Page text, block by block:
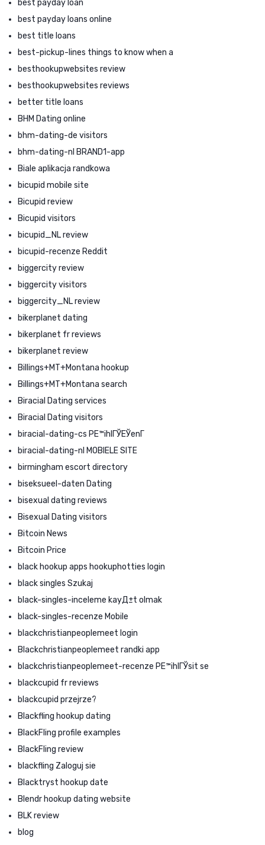
best payday loan
best payday loans online
best title loans
best-pickup-lines things to know when a
besthookupwebsites review
besthookupwebsites reviews
better title loans
BHM Dating online
bhm-dating-de visitors
bhm-dating-nl BRAND1-app
Biale aplikacja randkowa
bicupid mobile site
Bicupid review
Bicupid visitors
bicupid_NL review
bicupid-recenze Reddit
biggercity review
biggercity visitors
biggercity_NL review
bikerplanet dating
bikerplanet fr reviews
bikerplanet review
Billings+MT+Montana hookup
Billings+MT+Montana search
Biracial Dating services
Biracial Dating visitors
biracial-dating-cs PЕ™ihlГЎЕЎenГ­
biracial-dating-nl MOBIELE SITE
birmingham escort directory
biseksueel-daten Dating
bisexual dating reviews
Bisexual Dating visitors
Bitcoin News
Bitcoin Price
black hookup apps hookuphotties login
black singles Szukaj
black-singles-inceleme kayД±t olmak
black-singles-recenze Mobile
blackchristianpeoplemeet login
Blackchristianpeoplemeet randki app
blackchristianpeoplemeet-recenze PЕ™ihlГЎsit se
blackcupid fr reviews
blackcupid przejrze?
Blackfling hookup dating
BlackFling profile examples
BlackFling review
blackfling Zaloguj sie
Blacktryst hookup date
Blendr hookup dating website
BLK review
blog